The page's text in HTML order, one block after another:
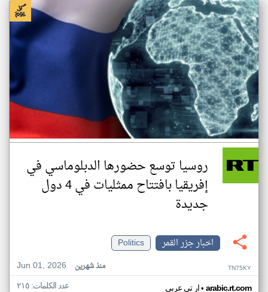
روسيا توسع حضورها الدبلوماسي في
إفريقيا بافتتاح ممثليات في 4 دول
جديدة
اخبار جزر القمر
Politics
Jun 01, 2026
منذ شهرين TN75KY
ار تي عربي• arabic.rt.com عدد الكلمات: ٢١٥